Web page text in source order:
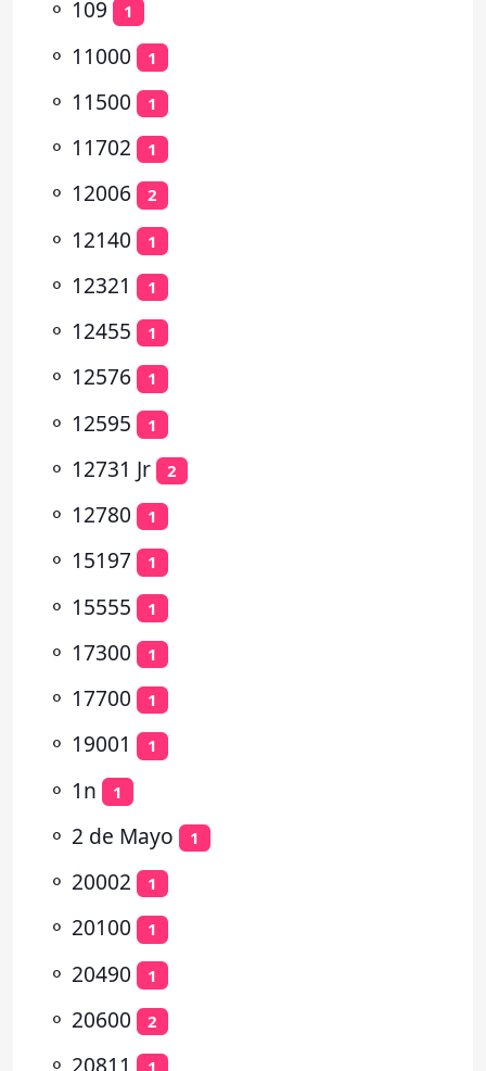
⚬ 109 1
⚬ 11000 1
⚬ 11500 1
⚬ 11702 1
⚬ 12006 2
⚬ 12140 1
⚬ 12321 1
⚬ 12455 1
⚬ 12576 1
⚬ 12595 1
⚬ 12731 Jr 2
⚬ 12780 1
⚬ 15197 1
⚬ 15555 1
⚬ 17300 1
⚬ 17700 1
⚬ 19001 1
⚬ 1n 1
⚬ 2 de Mayo 1
⚬ 20002 1
⚬ 20100 1
⚬ 20490 1
⚬ 20600 2
⚬ 20811 1